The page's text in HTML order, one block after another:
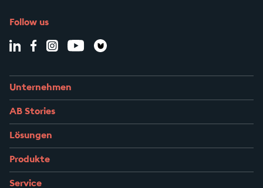
Follow us
Unternehmen
AB Stories
Lösungen
Produkte
Service